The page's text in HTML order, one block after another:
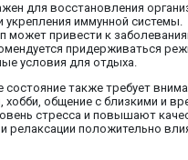
для восстановления
укрепления иммунной системы.
может привести к
придерживаться
условия для отдыха.
также требует
общение с близкими и
стресса и повышают
релаксации положительно